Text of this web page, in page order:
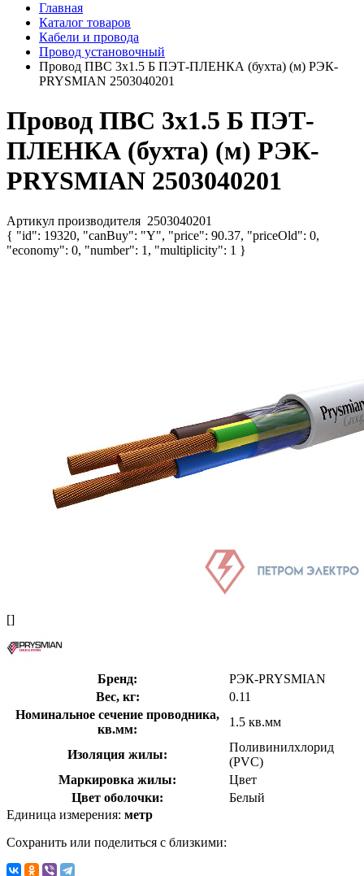
Главная
Каталог товаров
Кабели и провода
Провод установочный
Провод ПВС 3х1.5 Б ПЭТ-ПЛЕНКА (бухта) (м) РЭК-
PRYSMIAN 2503040201
Провод ПВС 3х1.5 Б ПЭТ-
ПЛЕНКА (бухта) (м) РЭК-
PRYSMIAN 2503040201
Артикул производителя 2503040201
{ "id": 19320, "canBuy": "Y", "price": 90.37, "priceOld": 0,
"economy": 0, "number": 1, "multiplicity": 1 }
[]
Бренд:
РЭК-PRYSMIAN
Вес, кг:
0.11
Номинальное сечение проводника,
кв.мм:
1.5 кв.мм
Изоляция жилы:
Поливинилхлорид
(PVC)
Маркировка жилы:
Цвет
Цвет оболочки:
Белый
Единица измерения: метр
Сохранить или поделиться с близкими: